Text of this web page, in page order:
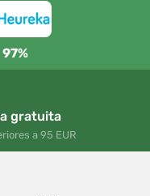
97%
gratuita
a 95 EUR
en cualquier momento